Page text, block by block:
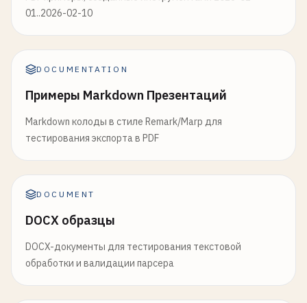
01..2026-02-10
DOCUMENTATION
Примеры Markdown Презентаций
Markdown колоды в стиле Remark/Marp для
тестирования экспорта в PDF
DOCUMENT
DOCX образцы
DOCX-документы для тестирования текстовой
обработки и валидации парсера